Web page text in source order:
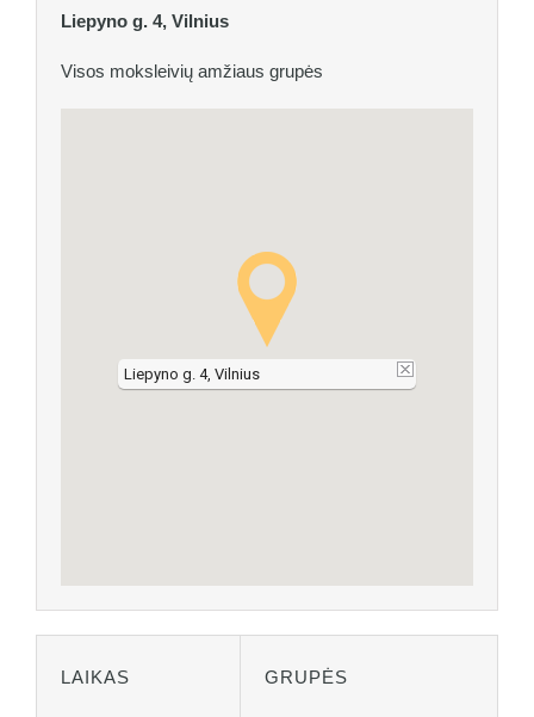
Liepyno g. 4, Vilnius
Visos moksleivių amžiaus grupės
Liepyno g. 4, Vilnius
LAIKAS GRUPĖS